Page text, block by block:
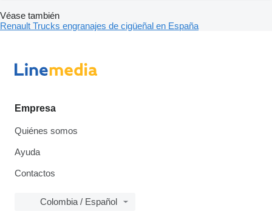
Véase también
Renault Trucks engranajes de cigüeñal en España
Empresa
Quiénes somos
Ayuda
Contactos
Colombia / Español